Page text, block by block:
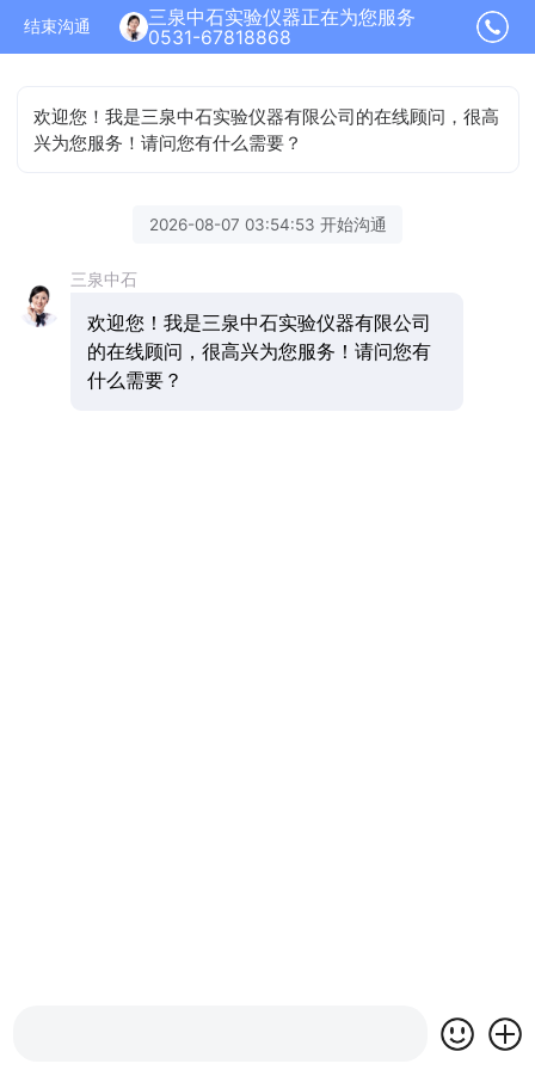
结束沟通
三泉中石实验仪器正在为您服务
0531-67818868
欢迎您！我是三泉中石实验仪器有限公司的在线顾问，很高
兴为您服务！请问您有什么需要？
2026-08-07 03:54:53 开始沟通
三泉中石
欢迎您！我是三泉中石实验仪器有限公司
的在线顾问，很高兴为您服务！请问您有
什么需要？